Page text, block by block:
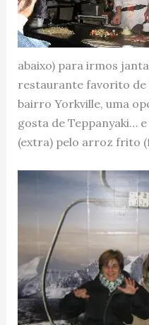
abaixo) para irmos
restaurante favorito
bairro Yorkville, uma
gosta de Teppanyaki…
(extra) pelo arroz frito